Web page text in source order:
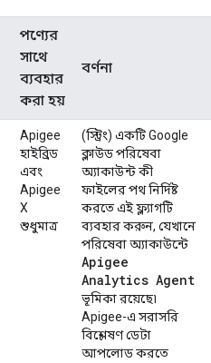
পণ্যের
সাথে
ব্যবহার
করা হয়
বর্ণনা
Apigee
হাইব্রিড
এবং
Apigee
X
শুধুমাত্র
(স্ট্রিং) একটি Google
ক্লাউড পরিষেবা
অ্যাকাউন্ট কী
ফাইলের পথ নির্দিষ্ট
করতে এই ফ্ল্যাগটি
ব্যবহার করুন, যেখানে
পরিষেবা অ্যাকাউন্টে
Apigee
Analytics Agent
ভূমিকা রয়েছে৷
Apigee-এ সরাসরি
বিশ্লেষণ ডেটা
আপলোড করতে